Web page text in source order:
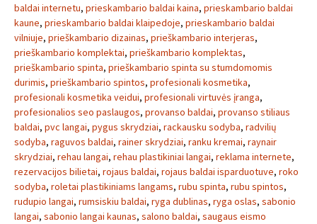
baldai internetu, prieskambario baldai kaina, prieskambario baldai
kaune, prieskambario baldai klaipedoje, prieskambario baldai
vilniuje, prieškambario dizainas, prieškambario interjeras,
prieškambario komplektai, prieškambario komplektas,
prieškambario spinta, prieškambario spinta su stumdomomis
durimis, prieškambario spintos, profesionali kosmetika,
profesionali kosmetika veidui, profesionali virtuvės įranga,
profesionalios seo paslaugos, provanso baldai, provanso stiliaus
baldai, pvc langai, pygus skrydziai, rackausku sodyba, radvilių
sodyba, raguvos baldai, rainer skrydziai, ranku kremai, raynair
skrydziai, rehau langai, rehau plastikiniai langai, reklama internete,
rezervacijos bilietai, rojaus baldai, rojaus baldai isparduotuve, roko
sodyba, roletai plastikiniams langams, rubu spinta, rubu spintos,
rudupio langai, rumsiskiu baldai, ryga dublinas, ryga oslas, sabonio
langai, sabonio langai kaunas, salono baldai, saugaus eismo